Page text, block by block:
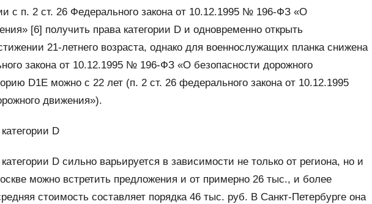
с п. 2 ст. 26 Федерального закона от 10.12.1995 № 196-ФЗ «О
[6] получить права категории D и одновременно открыть
21-летнего возраста, однако для военнослужащих планка снижена
закона от 10.12.1995 № 196-ФЗ «О безопасности дорожного
D1E можно с 22 лет (п. 2 ст. 26 федерального закона от 10.12.1995
движения»).
D
D сильно варьируется в зависимости не только от региона, но и
можно встретить предложения и от примерно 26 тыс., и более
стоимость составляет порядка 46 тыс. руб. В Санкт-Петербурге она